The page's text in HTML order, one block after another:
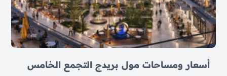
أسعار ومساحات مول بريدج التجمع الخامس